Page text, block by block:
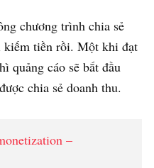
chương trình chia sẻ
kiếm tiền rồi. Một khi đạt
quảng cáo sẽ bắt đầu
chia sẻ doanh thu.
–